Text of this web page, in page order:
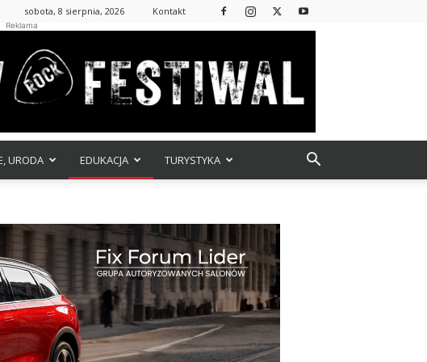
sobota, 8 sierpnia, 2026 Kontakt
Reklama
URODA EDUKACJA TURYSTYKA